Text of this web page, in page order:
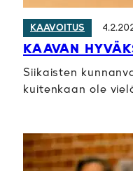
KAAVOITUS
KAAVAN
Siikaisten
kuitenkaan ole